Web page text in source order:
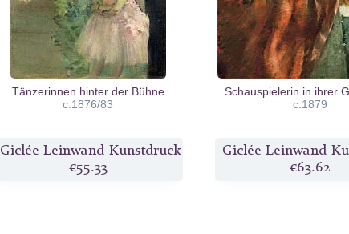
Tänzerinnen hinter der Bühne
c.1876/83
Giclée Leinwand-Kunstdruck
€55.33
Schauspielerin in ihrer
c.1879
Giclée Leinwand-
€63.62